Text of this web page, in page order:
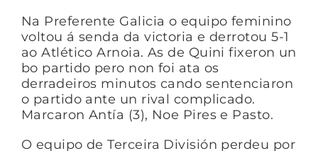
Na Preferente Galicia o equipo feminino
voltou á senda da victoria e derrotou 5-1
ao Atlético Arnoia. As de Quini fixeron un
bo partido pero non foi ata os
derradeiros minutos cando sentenciaron
o partido ante un rival complicado.
Marcaron Antía (3), Noe Pires e Pasto.
O equipo de Terceira División perdeu por